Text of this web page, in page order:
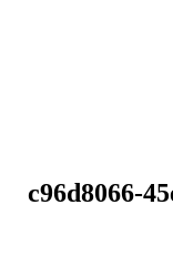
c96d8066-